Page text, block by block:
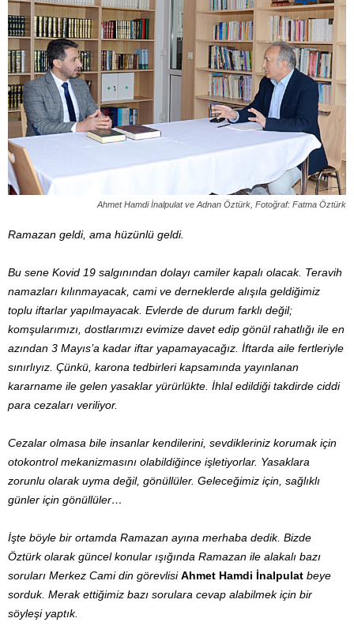
Ahmet Hamdi İnalpulat ve Adnan Öztürk, Fotoğraf: Fatma Öztürk
Ramazan geldi, ama hüzünlü geldi.
Bu sene Kovid 19 salgınından dolayı camiler kapalı olacak. Teravih
namazları kılınmayacak, cami ve derneklerde alışıla geldiğimiz
toplu iftarlar yapılmayacak. Evlerde de durum farklı değil;
komşularımızı, dostlarımızı evimize davet edip gönül rahatlığı ile en
azından 3 Mayıs’a kadar iftar yapamayacağız. İftarda aile fertleriyle
sınırlıyız. Çünkü, karona tedbirleri kapsamında yayınlanan
kararname ile gelen yasaklar yürürlükte. İhlal edildiği takdirde ciddi
para cezaları veriliyor.
Cezalar olmasa bile insanlar kendilerini, sevdikleriniz korumak için
otokontrol mekanizmasını olabildiğince işletiyorlar. Yasaklara
zorunlu olarak uyma değil, gönüllüler. Geleceğimiz için, sağlıklı
günler için gönüllüler…
İşte böyle bir ortamda Ramazan ayına merhaba dedik. Bizde
Öztürk olarak güncel konular ışığında Ramazan ile alakalı bazı
soruları Merkez Cami din görevlisiAhmet Hamdi İnalpulat beye
sorduk. Merak ettiğimiz bazı sorulara cevap alabilmek için bir
söyleşi yaptık.